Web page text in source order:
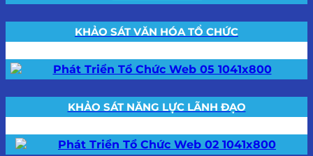
KHẢO SÁT VĂN HÓA TỔ CHỨC
KHẢO SÁT NĂNG LỰC LÃNH ĐẠO